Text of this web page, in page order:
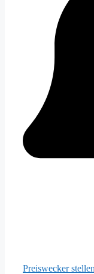
Preiswecker stellen